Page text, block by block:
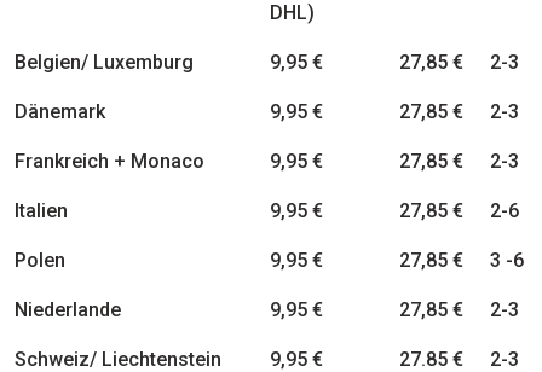
DHL)
Belgien/ Luxemburg 9,95 € 27,85 € 2-3
Dänemark 9,95 € 27,85 € 2-3
Frankreich + Monaco 9,95 € 27,85 € 2-3
Italien 9,95 € 27,85 € 2-6
Polen 9,95 € 27,85 € 3 -6
Niederlande 9,95 € 27,85 € 2-3
Schweiz/ Liechtenstein 9,95 € 27.85 € 2-3